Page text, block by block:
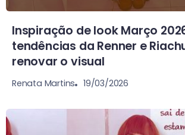
Inspiração de look Março
tendências da Renner e
renovar o visual
Renata Martins 19/03/2026